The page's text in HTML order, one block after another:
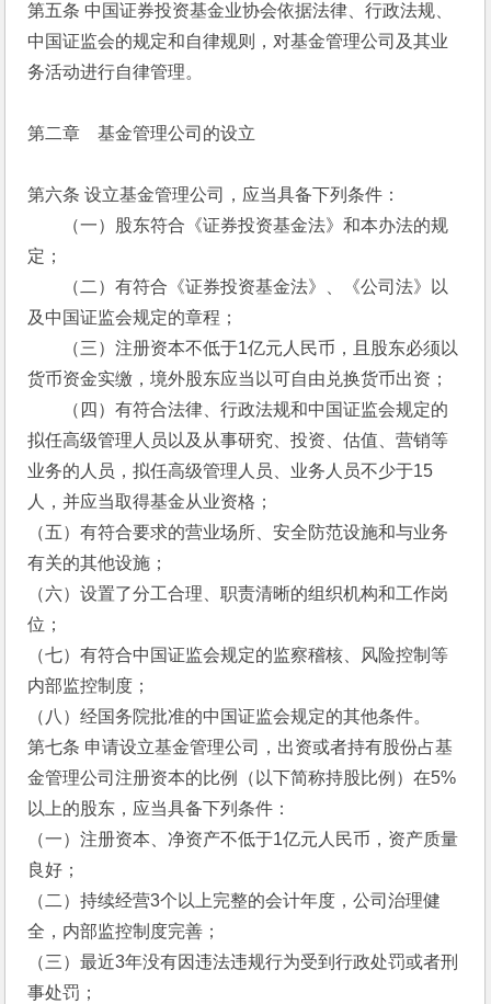
第五条 中国证券投资基金业协会依据法律、行政法规、
中国证监会的规定和自律规则，对基金管理公司及其业
务活动进行自律管理。
第二章　基金管理公司的设立
第六条 设立基金管理公司，应当具备下列条件：
（一）股东符合《证券投资基金法》和本办法的规
定；
（二）有符合《证券投资基金法》、《公司法》以
及中国证监会规定的章程；
（三）注册资本不低于1亿元人民币，且股东必须以
货币资金实缴，境外股东应当以可自由兑换货币出资；
（四）有符合法律、行政法规和中国证监会规定的
拟任高级管理人员以及从事研究、投资、估值、营销等
业务的人员，拟任高级管理人员、业务人员不少于15
人，并应当取得基金从业资格；
（五）有符合要求的营业场所、安全防范设施和与业务
有关的其他设施；
（六）设置了分工合理、职责清晰的组织机构和工作岗
位；
（七）有符合中国证监会规定的监察稽核、风险控制等
内部监控制度；
（八）经国务院批准的中国证监会规定的其他条件。
第七条 申请设立基金管理公司，出资或者持有股份占基
金管理公司注册资本的比例（以下简称持股比例）在5%
以上的股东，应当具备下列条件：
（一）注册资本、净资产不低于1亿元人民币，资产质量
良好；
（二）持续经营3个以上完整的会计年度，公司治理健
全，内部监控制度完善；
（三）最近3年没有因违法违规行为受到行政处罚或者刑
事处罚；